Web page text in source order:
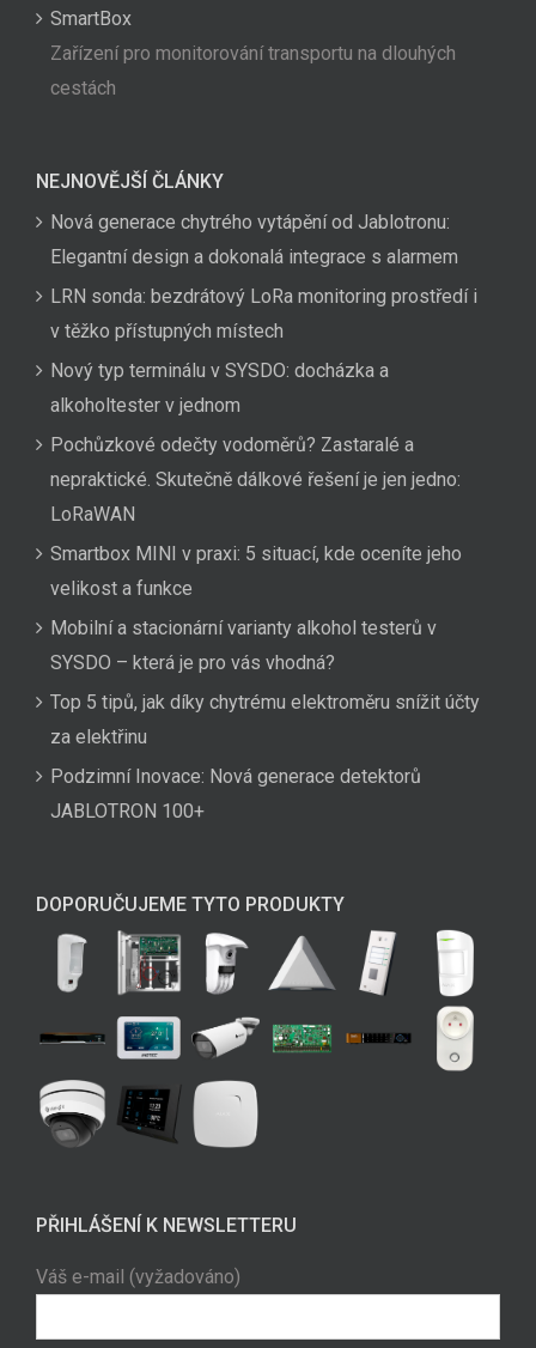
SmartBox
Zařízení pro monitorování transportu na dlouhých
cestách
NEJNOVĚJŠÍ ČLÁNKY
Nová generace chytrého vytápění od Jablotronu:
Elegantní design a dokonalá integrace s alarmem
LRN sonda: bezdrátový LoRa monitoring prostředí i
v těžko přístupných místech
Nový typ terminálu v SYSDO: docházka a
alkoholtester v jednom
Pochůzkové odečty vodoměrů? Zastaralé a
nepraktické. Skutečně dálkové řešení je jen jedno:
LoRaWAN
Smartbox MINI v praxi: 5 situací, kde oceníte jeho
velikost a funkce
Mobilní a stacionární varianty alkohol testerů v
SYSDO – která je pro vás vhodná?
Top 5 tipů, jak díky chytrému elektroměru snížit účty
za elektřinu
Podzimní Inovace: Nová generace detektorů
JABLOTRON 100+
DOPORUČUJEME TYTO PRODUKTY
PŘIHLÁŠENÍ K NEWSLETTERU
Váš e-mail (vyžadováno)